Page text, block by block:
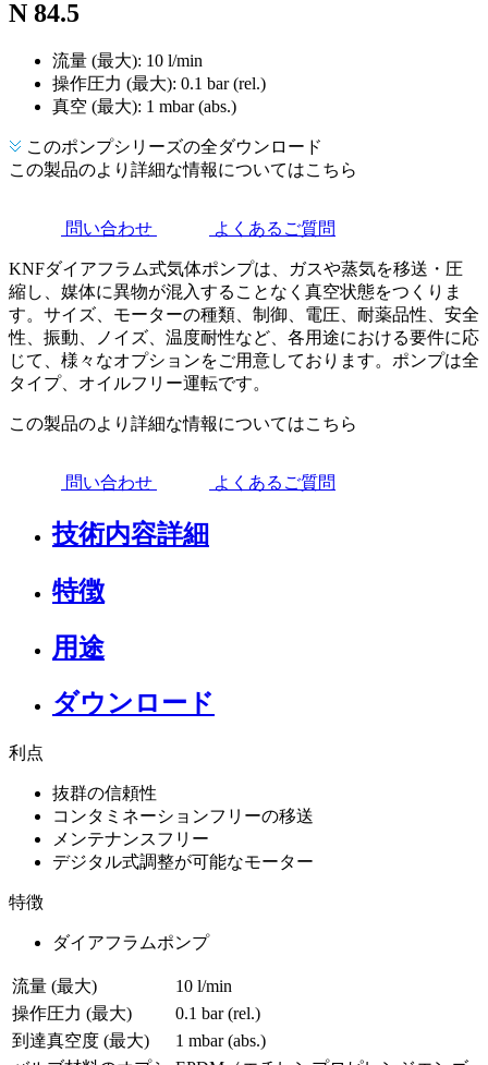
N 84.5
流量 (最大): 10 l/min
操作圧力 (最大): 0.1 bar (rel.)
真空 (最大): 1 mbar (abs.)
このポンプシリーズの全ダウンロード
この製品のより詳細な情報についてはこちら
問い合わせ よくあるご質問
KNFダイアフラム式気体ポンプは、ガスや蒸気を移送・圧
縮し、媒体に異物が混入することなく真空状態をつくりま
す。サイズ、モーターの種類、制御、電圧、耐薬品性、安全
性、振動、ノイズ、温度耐性など、各用途における要件に応
じて、様々なオプションをご用意しております。ポンプは全
タイプ、オイルフリー運転です。
この製品のより詳細な情報についてはこちら
問い合わせ よくあるご質問
技術内容詳細
特徴
用途
ダウンロード
利点
抜群の信頼性
コンタミネーションフリーの移送
メンテナンスフリー
デジタル式調整が可能なモーター
特徴
ダイアフラムポンプ
流量 (最大)
10 l/min
操作圧力 (最大)
0.1 bar (rel.)
到達真空度 (最大)
1 mbar (abs.)